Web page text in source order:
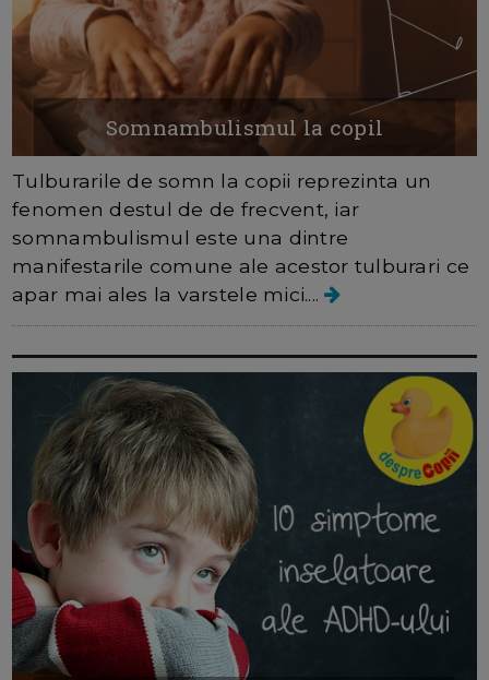
Somnambulismul la copil
Tulburarile de somn la copii reprezinta un
fenomen destul de de frecvent, iar
somnambulismul este una dintre
manifestarile comune ale acestor tulburari ce
apar mai ales la varstele mici....